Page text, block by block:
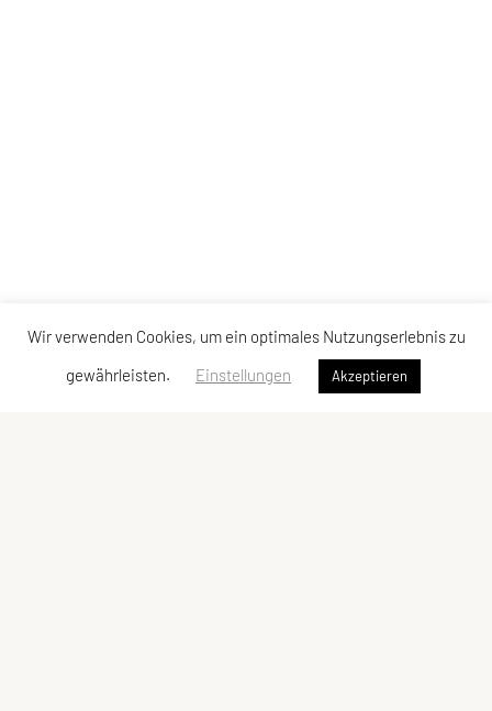
Wir verwenden Cookies, um ein optimales Nutzungserlebnis zu
gewährleisten.
Einstellungen Akzeptieren